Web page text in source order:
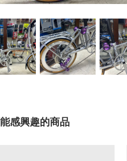
感興趣的商品